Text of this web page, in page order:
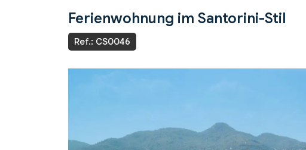
Ferienwohnung im Santorini-Stil
Ref.: CS0046